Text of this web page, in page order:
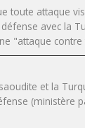
toute attaque
avec la
"attaque
et la
(ministère